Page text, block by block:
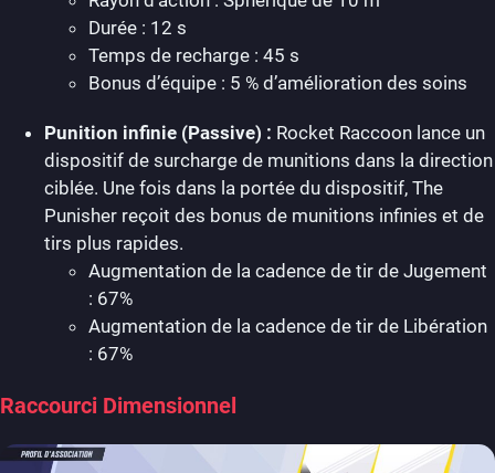
Durée : 12 s
Temps de recharge : 45 s
Bonus d’équipe : 5 % d’amélioration des soins
Punition infinie (Passive) : Rocket Raccoon lance un
dispositif de surcharge de munitions dans la direction
ciblée. Une fois dans la portée du dispositif, The
Punisher reçoit des bonus de munitions infinies et de
tirs plus rapides.
Augmentation de la cadence de tir de Jugement
: 67%
Augmentation de la cadence de tir de Libération
: 67%
Raccourci Dimensionnel